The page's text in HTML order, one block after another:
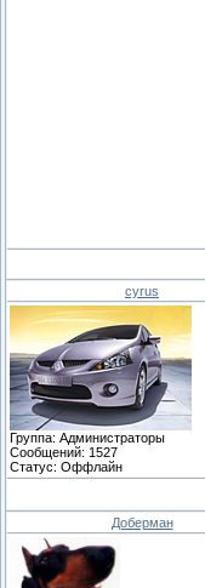
cyrus
Группа: Администраторы
Сообщений: 1527
Статус: Оффлайн
Доберман